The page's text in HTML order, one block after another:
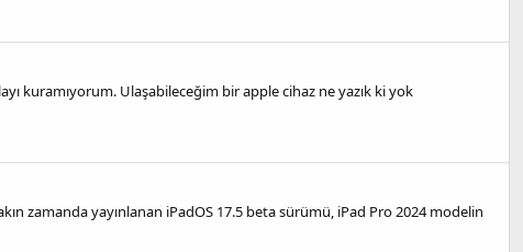
kuramıyorum. Ulaşabileceğim bir apple cihaz ne yazık ki yok
zamanda yayınlanan iPadOS 17.5 beta sürümü, iPad Pro 2024 modelin